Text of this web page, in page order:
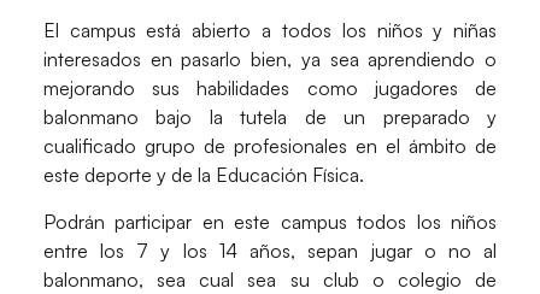
El campus está abierto a todos los niños y niñas
interesados en pasarlo bien, ya sea aprendiendo o
mejorando sus habilidades como jugadores de
balonmano bajo la tutela de un preparado y
cualificado grupo de profesionales en el ámbito de
este deporte y de la Educación Física.
Podrán participar en este campus todos los niños
entre los 7 y los 14 años, sepan jugar o no al
balonmano, sea cual sea su club o colegio de